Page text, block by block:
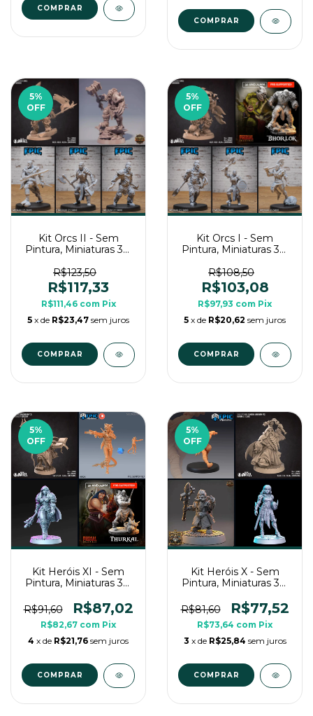
COMPRAR
COMPRAR
5%
OFF
Kit Orcs II - Sem
Pintura, Miniaturas 3D
Mesa
R$123,50
R$117,33
R$111,46 com Pix
5 x de R$23,47 sem juros
COMPRAR
5%
OFF
Kit Orcs I - Sem
Pintura, Miniaturas 3D
Mesa
R$108,50
R$103,08
R$97,93 com Pix
5 x de R$20,62 sem juros
COMPRAR
5%
OFF
Kit Heróis XI - Sem
Pintura, Miniaturas 3D
Mesa
R$91,60 R$87,02
R$82,67 com Pix
4 x de R$21,76 sem juros
COMPRAR
5%
OFF
Kit Heróis X - Sem
Pintura, Miniaturas 3D
Mesa
R$81,60 R$77,52
R$73,64 com Pix
3 x de R$25,84 sem juros
COMPRAR